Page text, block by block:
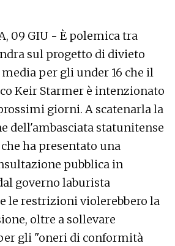
09 GIU - È polemica tra
sul progetto di divieto
per gli under 16 che il
Keir Starmer è intenzionato
giorni. A scatenarla la
dell'ambasciata statunitense
ha presentato una
pubblica in
governo laburista
le restrizioni violerebbero la
oltre a sollevare
gli "oneri di conformità